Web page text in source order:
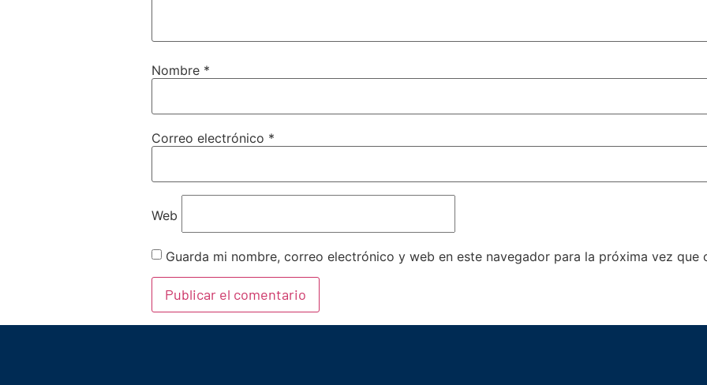
Nombre *
Correo electrónico *
Web
Guarda mi nombre, correo electrónico y web en este navegador para la próxima vez que